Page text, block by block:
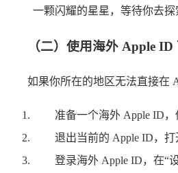
一颗闪耀的星星，等待你去探
（二）使用海外 Apple ID
如果你所在的地区无法直接在
准备一个海外 Apple ID
退出当前的 Apple ID，
登录海外 Apple ID，在“